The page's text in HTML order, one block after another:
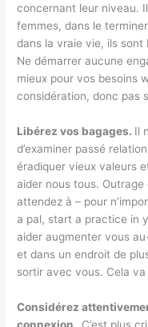
concernant leur niveau.
femmes, dans le
dans la vraie vie, ils sont
Ne démarrer aucune
mieux pour vos besoins
considération, donc pas
Libérez vos bagages. Il
d’examiner passé
éradiquer vieux valeurs
aider nous tous.
attendez à – pour
a pal, start a practice in
aider augmenter vous
et dans un endroit de
sortir avec vous. Cela
Considérez